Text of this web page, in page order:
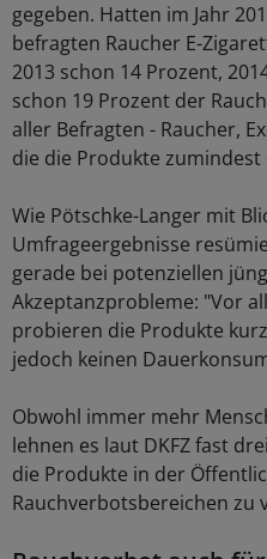
gegeben. Hatten im Jahr
befragten Raucher E-
2013 schon 14 Prozent,
schon 19 Prozent der
aller Befragten - Raucher,
die die Produkte
Wie Pötschke-Langer mit
Umfrageergebnisse
gerade bei potenziellen
Akzeptanzprobleme: "Vor
probieren die Produkte
jedoch keinen
Obwohl immer mehr
lehnen es laut DKFZ fast
die Produkte in der
Rauchverbotsbereichen zu